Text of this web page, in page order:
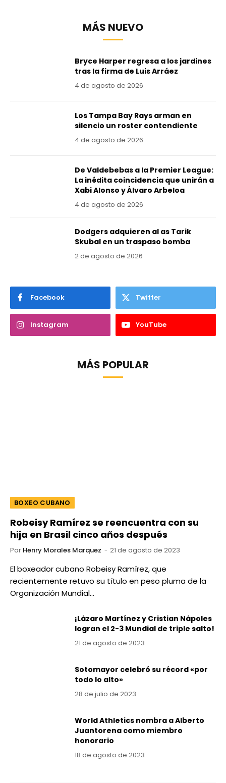
MÁS NUEVO
Bryce Harper regresa a los jardines
tras la firma de Luis Arráez
4 de agosto de 2026
Los Tampa Bay Rays arman en
silencio un roster contendiente
4 de agosto de 2026
De Valdebebas a la Premier League:
La inédita coincidencia que unirán a
Xabi Alonso y Álvaro Arbeloa
4 de agosto de 2026
Dodgers adquieren al as Tarik
Skubal en un traspaso bomba
2 de agosto de 2026
Facebook Twitter
Instagram YouTube
MÁS POPULAR
BOXEO CUBANO
Robeisy Ramírez se reencuentra con su
hija en Brasil cinco años después
Por Henry Morales Marquez 21 de agosto de 2023
El boxeador cubano Robeisy Ramírez, que
recientemente retuvo su título en peso pluma de la
Organización Mundial…
¡Lázaro Martínez y Cristian Nápoles
logran el 2-3 Mundial de triple salto!
21 de agosto de 2023
Sotomayor celebró su récord «por
todo lo alto»
28 de julio de 2023
World Athletics nombra a Alberto
Juantorena como miembro
honorario
18 de agosto de 2023